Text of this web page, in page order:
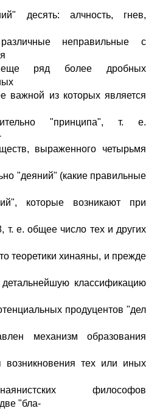
десять: алчность, гнев,
неправильные с
еще ряд более дробных
важной из которых является
"принципа", т. е.
выраженного четырьмя
"деяний" (какие правильные
которые возникают при
т. е. общее число тех и других
теоретики хинаяны, и прежде
детальнейшую классификацию
продуцентов "дел
механизм образования
тех или иных
философов
"бла-